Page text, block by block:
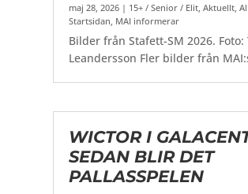
maj 28, 2026 | 15+ / Senior / Elit ,Aktuellt ,
Startsidan MAI informerar
Bilder från Stafett-SM 2026. Foto:
Leandersson Fler bilder från
WICTOR I
SEDAN BLIR DET
PALLASSPELEN